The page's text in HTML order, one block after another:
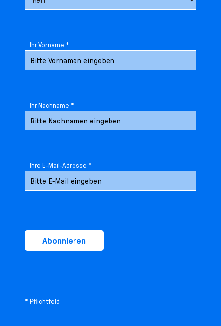
Ihr Vorname *
Ihr Nachname *
Ihre E-Mail-Adresse *
Abonnieren
* Pflichtfeld